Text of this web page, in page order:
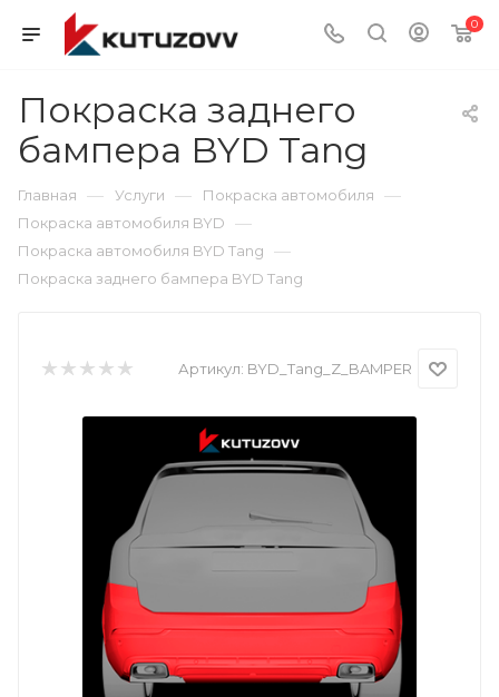
0
Покраска заднего
бампера BYD Tang
Главная — Услуги — Покраска автомобиля —
Покраска автомобиля BYD —
Покраска автомобиля BYD Tang —
Покраска заднего бампера BYD Tang
Артикул: BYD_Tang_Z_BAMPER